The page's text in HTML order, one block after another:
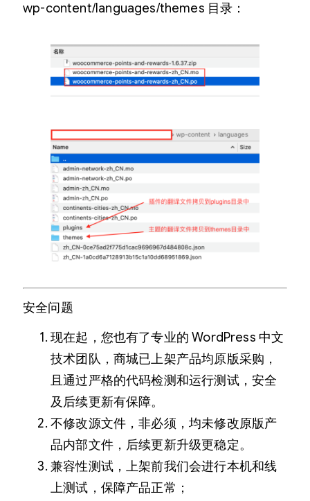
wp-content/languages/themes 目录：
安全问题
现在起，您也有了专业的 WordPress 中文
技术团队，商城已上架产品均原版采购，
且通过严格的代码检测和运行测试，安全
及后续更新有保障。
不修改源文件，非必须，均未修改原版产
品内部文件，后续更新升级更稳定。
兼容性测试，上架前我们会进行本机和线
上测试，保障产品正常；